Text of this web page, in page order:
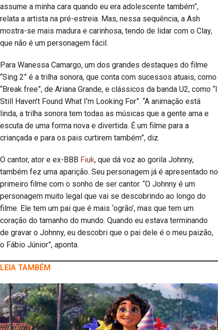
assume a minha cara quando eu era adolescente também”,
relata a artista na pré-estreia. Mas, nessa sequência, a Ash
mostra-se mais madura e carinhosa, tendo de lidar com o Clay,
que não é um personagem fácil.
Para Wanessa Camargo, um dos grandes destaques do filme
“Sing 2” é a trilha sonora, que conta com sucessos atuais, como
“Break free”, de Ariana Grande, e clássicos da banda U2, como “I
Still Haven’t Found What I’m Looking For”. “A animação está
linda, a trilha sonora tem todas as músicas que a gente ama e
escuta de uma forma nova e divertida. É um filme para a
criançada e para os pais curtirem também”, diz.
O cantor, ator e ex-BBB Fiuk, que dá voz ao gorila Johnny,
também fez uma aparição. Seu personagem já é apresentado no
primeiro filme com o sonho de ser cantor. “O Johnny é um
personagem muito legal que vai se descobrindo ao longo do
filme. Ele tem um pai que é mais ‘ogrão’, mas que tem um
coração do tamanho do mundo. Quando eu estava terminando
de gravar o Johnny, eu descobri que o pai dele é o meu paizão,
o Fábio Júnior”, aponta.
LEIA TAMBÉM